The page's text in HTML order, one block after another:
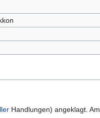
Handlungen) angeklagt.